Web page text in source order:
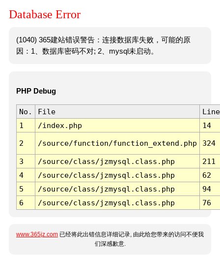
Database Error
(1040) 365建站错误警告：连接数据库失败，可能的原
因：1、数据库密码不对; 2、mysql未启动。
PHP Debug
No. File
Line
1
/index.php 14
2 /source/function/function_extend.php 324
3 /source/class/jzmysql.class.php
211
4
/source/class/jzmysql.class.php
62
5
/source/class/jzmysql.class.php
94
6
/source/class/jzmysql.class.php 76
www.365jz.com 已经将此出错信息详细记录, 由此给您带来的访问不便我
们深感歉意.